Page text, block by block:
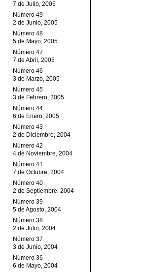
7 de Julio, 2005
Número 49
2 de Junio, 2005
Número 48
5 de Mayo, 2005
Número 47
7 de Abril, 2005
Número 46
3 de Marzo, 2005
Número 45
3 de Febrero, 2005
Número 44
6 de Enero, 2005
Número 43
2 de Diciembre, 2004
Número 42
4 de Noviembre, 2004
Número 41
7 de Octubre, 2004
Número 40
2 de Septiembre, 2004
Número 39
5 de Agosto, 2004
Número 38
2 de Julio, 2004
Número 37
3 de Junio, 2004
Número 36
6 de Mayo, 2004